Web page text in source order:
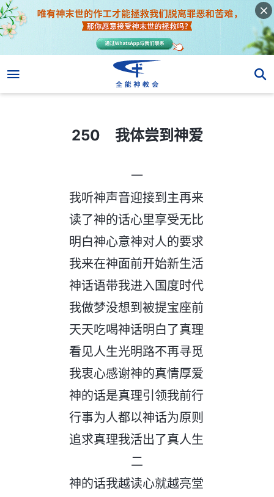
250 我体尝到神爱
一
我听神声音迎接到主再来
读了神的话心里享受无比
明白神心意神对人的要求
我来在神面前开始新生活
神话语带我进入国度时代
我做梦没想到被提宝座前
天天吃喝神话明白了真理
看见人生光明路不再寻觅
我衷心感谢神的真情厚爱
神的话是真理引领我前行
行事为人都以神话为原则
追求真理我活出了真人生
二
神的话我越读心就越亮堂